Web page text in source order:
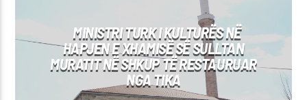
MINISTRI TURK I KULTURËS NË
HAPJEN E XHAMISË SË SULLTAN
MURATIT NË SHKUP TË RESTAURUAR
NGA TIKA